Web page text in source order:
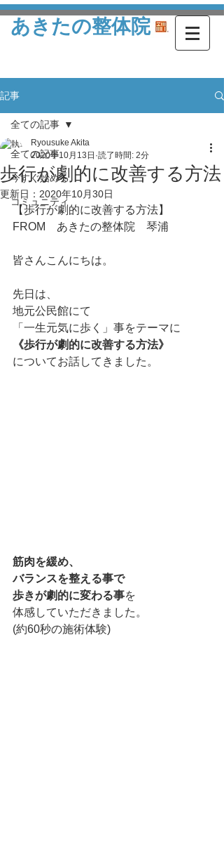
あきたの整体院
記事
全ての記事
今すぐ始める
コミュニティ
全ての記事
歩行が劇的に改善する方法
Ryousuke Akita
2020年10月13日 読了時間: 2分
更新日： 2020年10月30日
【歩行が劇的に改善する方法】
FROM　あきたの整体院　琴浦
皆さんこんにちは。
先日は、
地元公民館にて
「一生元気に歩く」事をテーマに
《歩行が劇的に改善する方法》
についてお話してきました。
筋肉を緩め、
バランスを整える事で
歩きが劇的に変わる事を
体感していただきました。
(約60秒の施術体験)